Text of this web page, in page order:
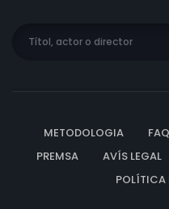
METODOLOGIA FAQ
PREMSA
AVÍS LEGAL
POLÍTICA